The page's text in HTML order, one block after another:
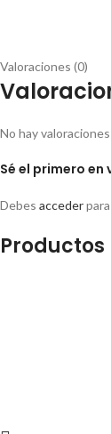
Valoraciones (0)
No hay
Sé el primero
Debes acceder